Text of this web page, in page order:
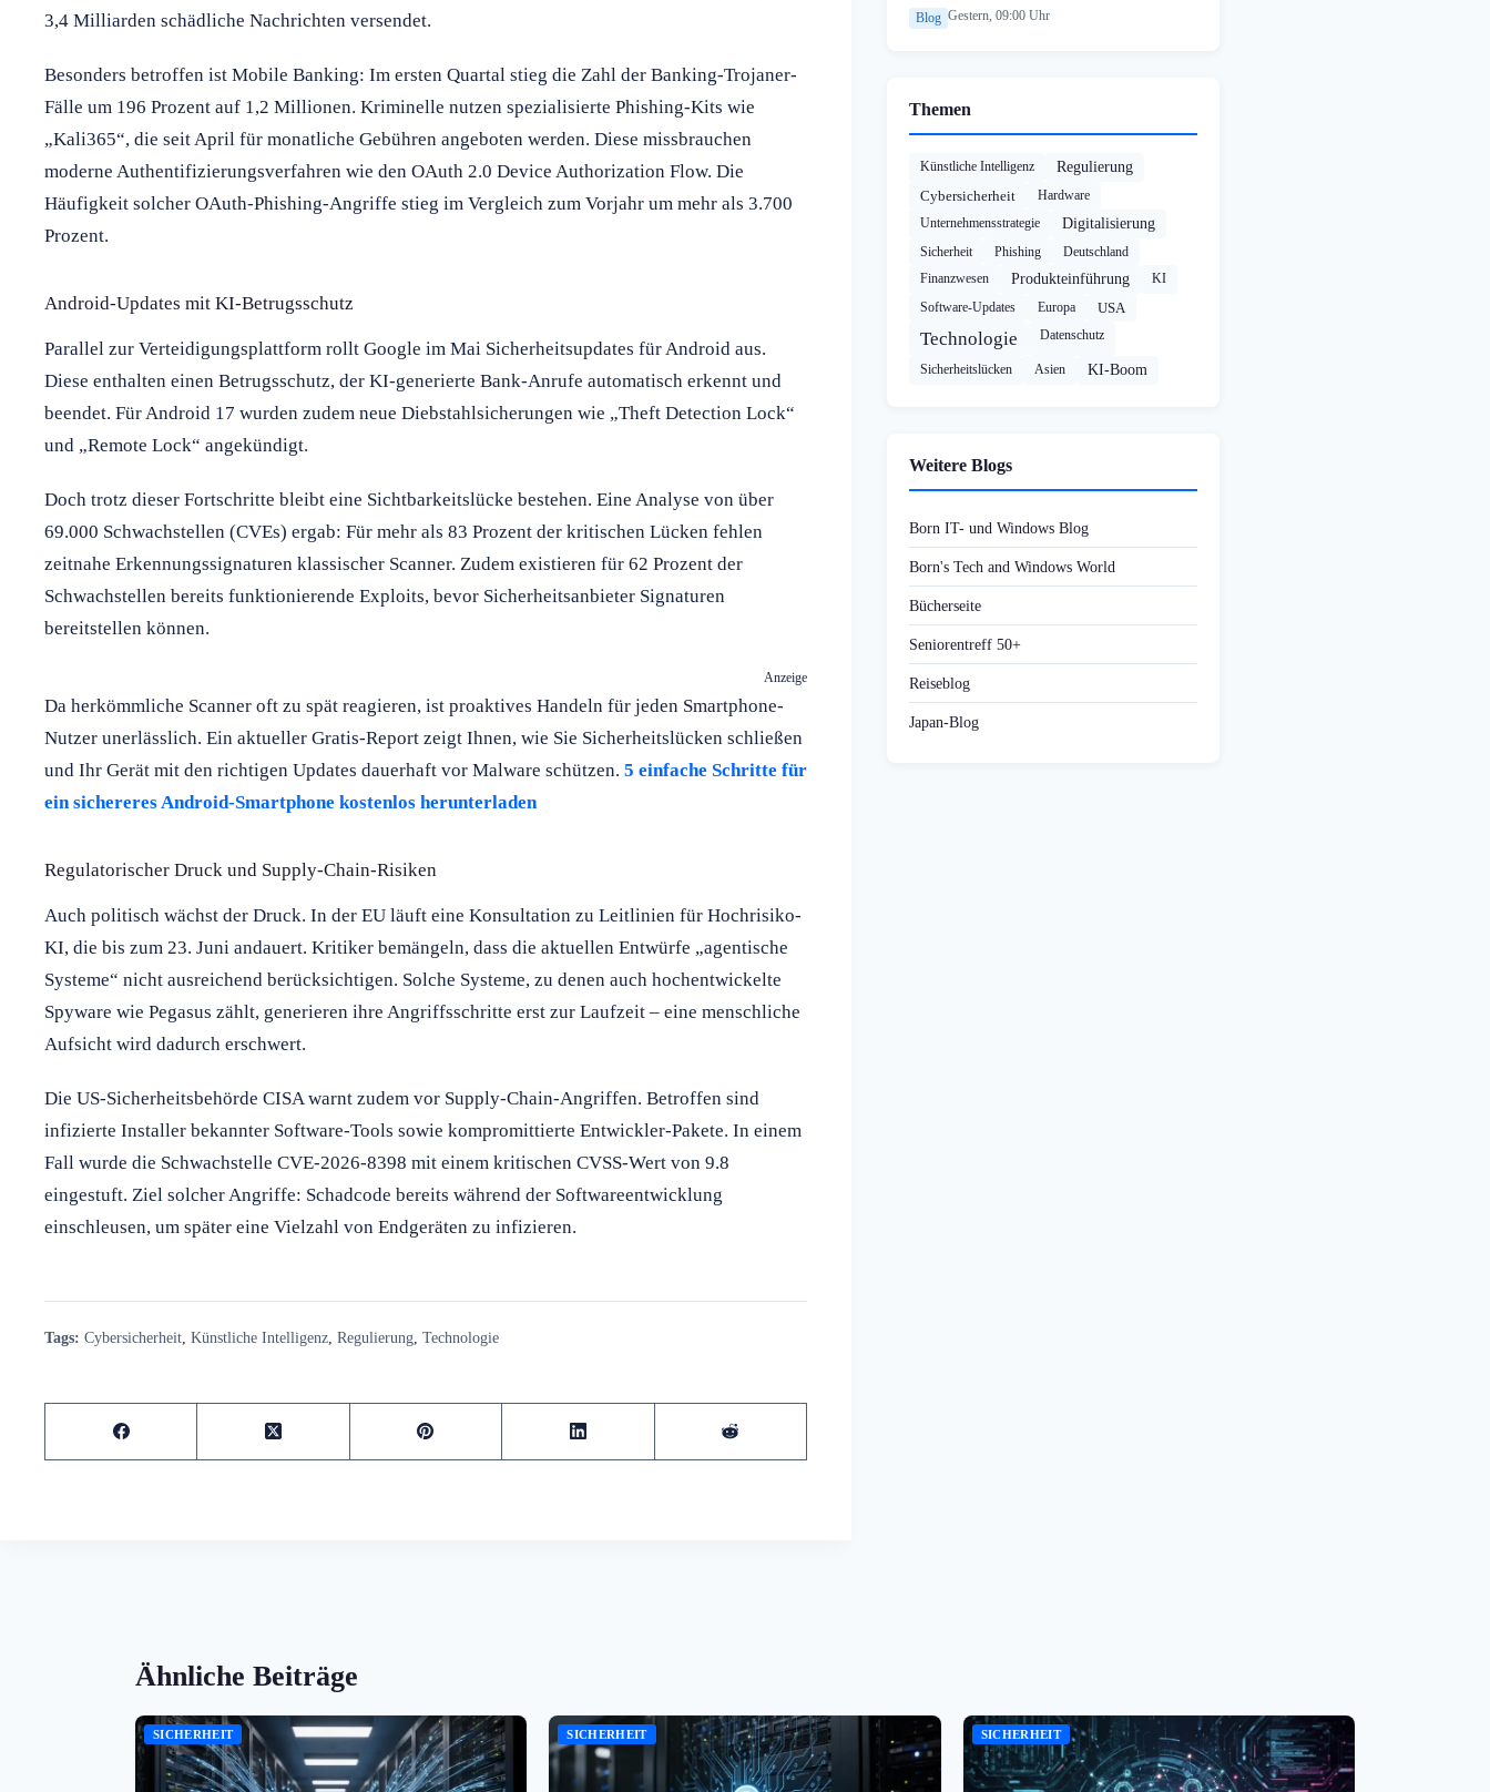
3,4 Milliarden schädliche Nachrichten versendet.
Besonders betroffen ist Mobile Banking: Im ersten Quartal stieg die Zahl der Banking-Trojaner-
Fälle um 196 Prozent auf 1,2 Millionen. Kriminelle nutzen spezialisierte Phishing-Kits wie
„Kali365“, die seit April für monatliche Gebühren angeboten werden. Diese missbrauchen
moderne Authentifizierungsverfahren wie den OAuth 2.0 Device Authorization Flow. Die
Häufigkeit solcher OAuth-Phishing-Angriffe stieg im Vergleich zum Vorjahr um mehr als 3.700
Prozent.
Android-Updates mit KI-Betrugsschutz
Parallel zur Verteidigungsplattform rollt Google im Mai Sicherheitsupdates für Android aus.
Diese enthalten einen Betrugsschutz, der KI-generierte Bank-Anrufe automatisch erkennt und
beendet. Für Android 17 wurden zudem neue Diebstahlsicherungen wie „Theft Detection Lock“
und „Remote Lock“ angekündigt.
Doch trotz dieser Fortschritte bleibt eine Sichtbarkeitslücke bestehen. Eine Analyse von über
69.000 Schwachstellen (CVEs) ergab: Für mehr als 83 Prozent der kritischen Lücken fehlen
zeitnahe Erkennungssignaturen klassischer Scanner. Zudem existieren für 62 Prozent der
Schwachstellen bereits funktionierende Exploits, bevor Sicherheitsanbieter Signaturen
bereitstellen können.
Anzeige
Da herkömmliche Scanner oft zu spät reagieren, ist proaktives Handeln für jeden Smartphone-
Nutzer unerlässlich. Ein aktueller Gratis-Report zeigt Ihnen, wie Sie Sicherheitslücken schließen
und Ihr Gerät mit den richtigen Updates dauerhaft vor Malware schützen. 5 einfache Schritte für
ein sichereres Android-Smartphone kostenlos herunterladen
Regulatorischer Druck und Supply-Chain-Risiken
Auch politisch wächst der Druck. In der EU läuft eine Konsultation zu Leitlinien für Hochrisiko-
KI, die bis zum 23. Juni andauert. Kritiker bemängeln, dass die aktuellen Entwürfe „agentische
Systeme“ nicht ausreichend berücksichtigen. Solche Systeme, zu denen auch hochentwickelte
Spyware wie Pegasus zählt, generieren ihre Angriffsschritte erst zur Laufzeit – eine menschliche
Aufsicht wird dadurch erschwert.
Die US-Sicherheitsbehörde CISA warnt zudem vor Supply-Chain-Angriffen. Betroffen sind
infizierte Installer bekannter Software-Tools sowie kompromittierte Entwickler-Pakete. In einem
Fall wurde die Schwachstelle CVE-2026-8398 mit einem kritischen CVSS-Wert von 9.8
eingestuft. Ziel solcher Angriffe: Schadcode bereits während der Softwareentwicklung
einschleusen, um später eine Vielzahl von Endgeräten zu infizieren.
Tags: Cybersicherheit Künstliche Intelligenz Regulierung Technologie
Blog Gestern, 09:00 Uhr
Themen
Künstliche Intelligenz
Regulierung
Cybersicherheit
Hardware
Unternehmensstrategie
Digitalisierung
Sicherheit Phishing
Deutschland
Finanzwesen
Produkteinführung
KI
Software-Updates
Europa USA
Technologie Datenschutz
Sicherheitslücken Asien KI-Boom
Weitere Blogs
Born IT- und Windows Blog
Born's Tech and Windows World
Bücherseite
Seniorentreff 50+
Reiseblog
Japan-Blog
Ähnliche Beiträge
SICHERHEIT SICHERHEIT SICHERHEIT